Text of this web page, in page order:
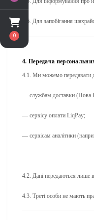
0
3.6. Для запобігання
4. Передача
4.1. Ми можемо передавати
— службам доставки (Нова
— сервісу оплати LiqPay;
— сервісам аналітики
4.2. Дані передаються лише
4.3. Треті особи не мають